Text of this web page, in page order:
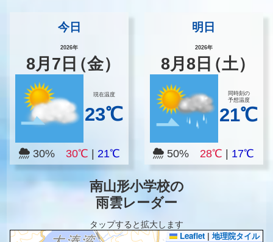
今日
2026年
8月 7 日（金）
現在温度
23℃
30% 30℃ 21℃
明日
2026年
8月8 日（土）
同時刻の
予想温度
21℃
50%28℃ 17℃
南山形小学校の
雨雲レーダー
タップすると拡大します
Leaflet | 地理院タイル